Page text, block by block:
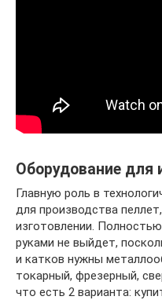
Оборудование для
Главную роль в
для производства
изготовлении.
руками не выйдет,
и катков нужны
токарный, фрезерный,
что есть 2 варианта: